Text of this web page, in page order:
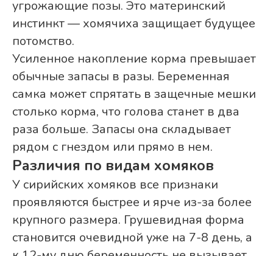
угрожающие позы. Это материнский
инстинкт — хомячиха защищает будущее
потомство.
Усиленное накопление корма превышает
обычные запасы в разы. Беременная
самка может спрятать в защечные мешки
столько корма, что голова станет в два
раза больше. Запасы она складывает
рядом с гнездом или прямо в нем.
Различия по видам хомяков
У сирийских хомяков все признаки
проявляются быстрее и ярче из-за более
крупного размера. Грушевидная форма
становится очевидной уже на 7-8 день, а